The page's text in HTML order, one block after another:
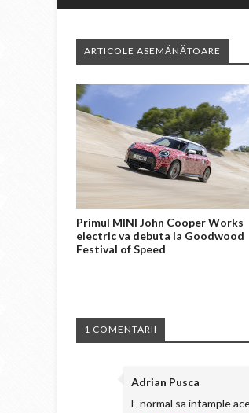
ARTICOLE ASEMĂNĂTOARE
Primul MINI John Cooper Works
electric va debuta la Goodwood
Festival of Speed
1 COMENTARII
Adrian Pusca
E normal sa intample